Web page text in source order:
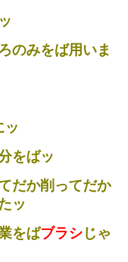
のみをば用いま
ッ
をばッ
だか削ってだか
ッ
をばブラシじゃ